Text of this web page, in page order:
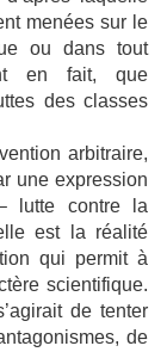
menées sur le
ou dans tout
en fait, que
des classes
arbitraire,
une expression
lutte contre la
est la réalité
qui permit à
scientifique.
de tenter
de